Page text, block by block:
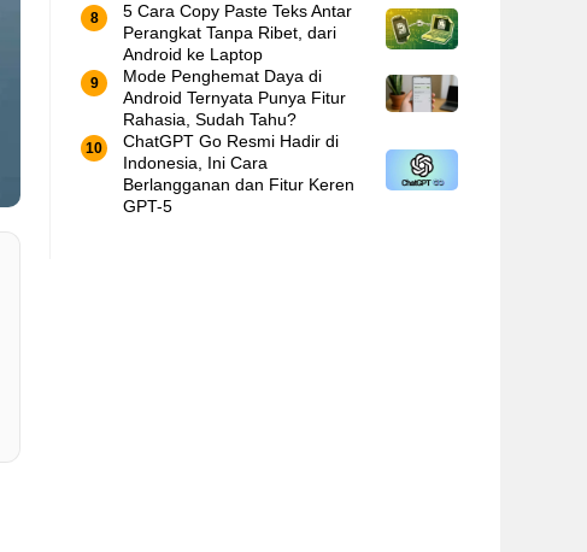
5 Cara Copy Paste Teks Antar
Perangkat Tanpa Ribet, dari
Android ke Laptop
Mode Penghemat Daya di
Android Ternyata Punya Fitur
Rahasia, Sudah Tahu?
ChatGPT Go Resmi Hadir di
Indonesia, Ini Cara
Berlangganan dan Fitur Keren
GPT-5